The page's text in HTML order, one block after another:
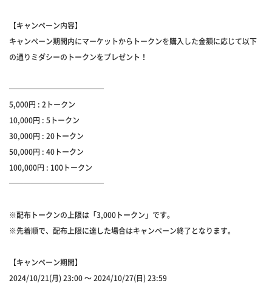
【キャンペーン内容】
キャンペーン期間内にマーケットからトークンを購入した金額に応じて以下
の通りミダシーのトークンをプレゼント！
─────────────
5,000円 : 2トークン
10,000円 : 5トークン
30,000円 : 20トークン
50,000円 : 40トークン
100,000円 : 100トークン
─────────────
※配布トークンの上限は「3,000トークン」です。
※先着順で、配布上限に達した場合はキャンペーン終了となります。
【キャンペーン期間】
2024/10/21(月) 23:00 ～ 2024/10/27(日) 23:59